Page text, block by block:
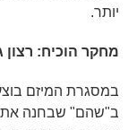
יותר.
מחקר הוכיח: רצון
במסגרת המיזם
ב"שהם" שבחנה את